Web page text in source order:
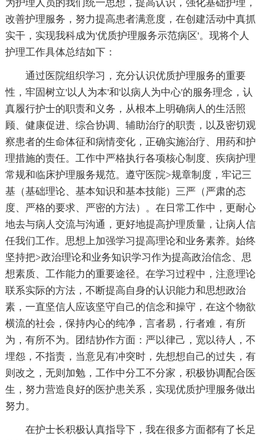
为护理人员的我们统一思想，提高认识，强化基础护理，
改善护理服务，努力提高患者满意度，在创建活动中真抓
实干，实现我科成为'优质护理服务示范病区'。现将个人
护理工作具体总结如下：
通过医院组织学习，充分认识优质护理服务的重要
性，牢固树立'以人为本'和'以病人为中心'的服务理念，认
真履行护士的职责和义务，从根本上明确病人的生活照
顾、健康促进、综合协调、辅助治疗的职责，以及密切观
察患者的生命体征和病情变化，正确实施治疗、用药和护
理措施的责任。工作中严格执行各项核心制度、疾病护理
常规和临床护理服务规范。遵守医院>规章制度，牢记三
基（基础理论、基本知识和基本技能）三严（严肃的态
度、严格的要求、严密的方法）。在日常工作中，更耐心
地去与病人交流与沟通，更好地提高护理质量，让病人信
任我们工作。思想上加强学习提高理论和业务素养。始终
坚持把>政治理论和业务知识学习作为提高政治信念、思
想素质、工作能力的重要途径。在学习过程中，注意理论
联系实际的方法，不断提高自身的认识能力和思想政治
素，一直坚信人应该坚守自己的信念和操守，在这个物欲
横流的社会，保持内心的纯净，言者易，行者难，有所
为，有所不为。团结协作方面：严以律己，宽以待人，不
埋怨，不指责，当意见有冲突时，先想想自己的过失，有
则改之，无则加勉，工作中分工不分家，积极协调配合医
生，努力营造良好的医护患关系，实现优质护理服务做出
努力。
在护士长积极认真指导下，我在很多方面都有了长足